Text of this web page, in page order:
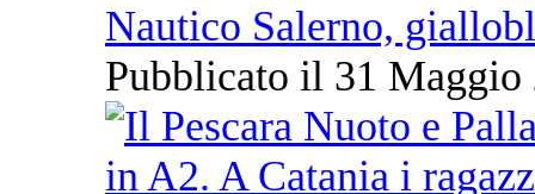
Nautico Salerno,
Pubblicato il 31 Maggio